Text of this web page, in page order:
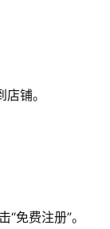
铺。
免费注册”。